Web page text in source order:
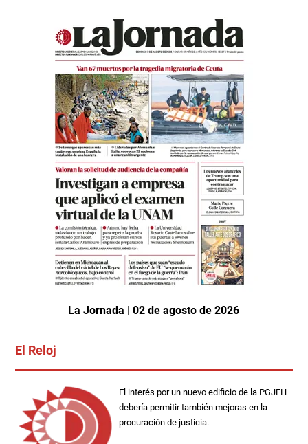
La Jornada | 02 de agosto de 2026
El Reloj
El interés por un nuevo edificio de la PGJEH
debería permitir también mejoras en la
procuración de justicia.